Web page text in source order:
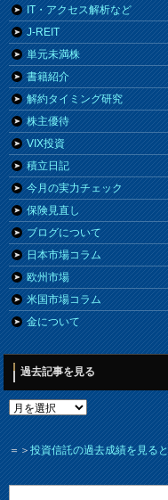
IT・アクセス解析など
J-REIT
単元未満株
書籍紹介
解約タイミング研究
株主優待
VIX投資
積立日記
今月の実力チェック
保険見直し
ブログについて
日本市場コラム
欧州市場
米国市場コラム
金について
過去記事を見る
＝＞投資信託の過去成績を見る